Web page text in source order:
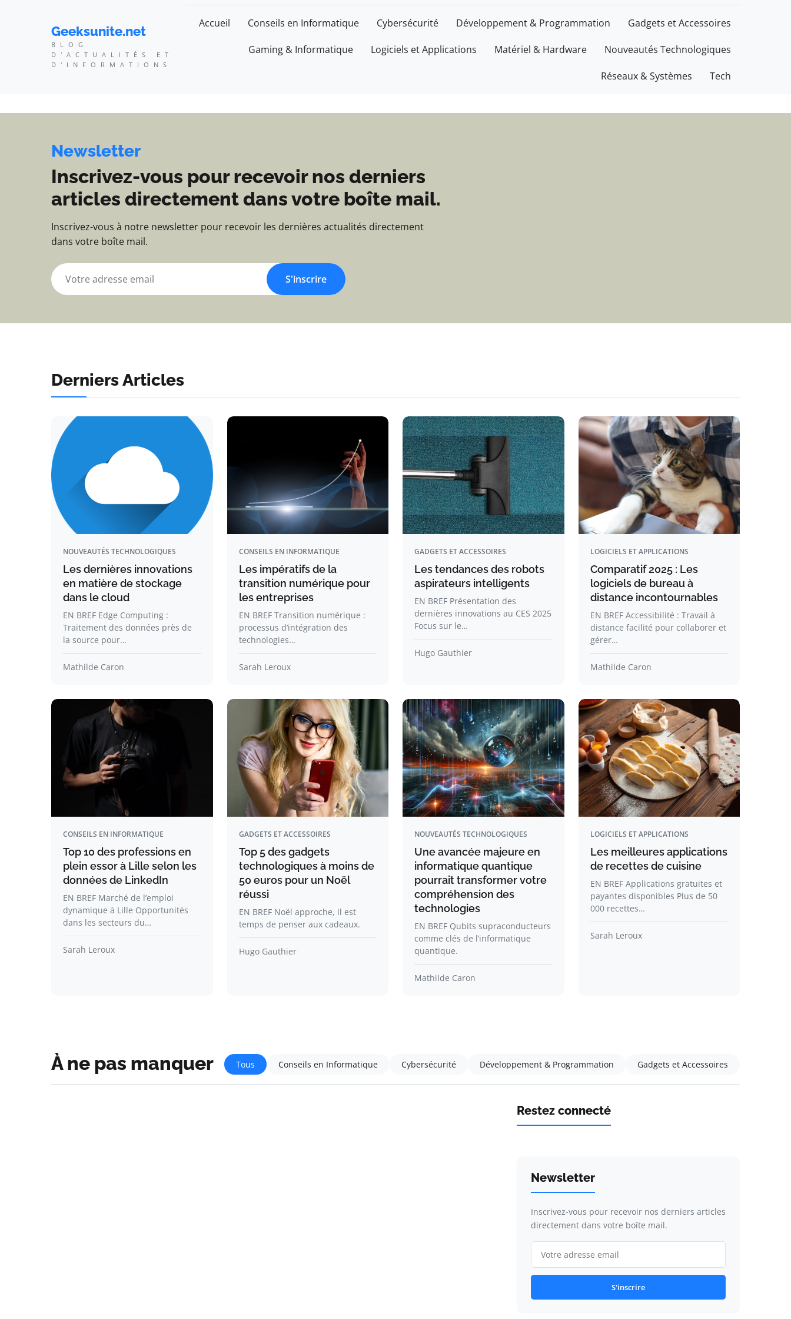
Geeksunite.net - Blog d'actualités et d'informations
Geeksunite.net
BLOG
D'ACTUALITÉS ET
D'INFORMATIONS
Accueil Conseils en Informatique Cybersécurité Développement & Programmation Gadgets et Accessoires
Gaming & Informatique Logiciels et Applications Matériel & Hardware Nouveautés Technologiques
Réseaux & Systèmes Tech
Newsletter
Inscrivez-vous pour recevoir nos derniers
articles directement dans votre boîte mail.
Inscrivez-vous à notre newsletter pour recevoir les dernières actualités directement
dans votre boîte mail.
S'inscrire
Derniers Articles
NOUVEAUTÉS TECHNOLOGIQUES
Les dernières innovations
en matière de stockage
dans le cloud
EN BREF Edge Computing :
Traitement des données près de
la source pour…
Mathilde Caron
CONSEILS EN INFORMATIQUE
Les impératifs de la
transition numérique pour
les entreprises
EN BREF Transition numérique :
processus d’intégration des
technologies…
Sarah Leroux
GADGETS ET ACCESSOIRES
Les tendances des robots
aspirateurs intelligents
EN BREF Présentation des
dernières innovations au CES 2025
Focus sur le…
Hugo Gauthier
LOGICIELS ET APPLICATIONS
Comparatif 2025 : Les
logiciels de bureau à
distance incontournables
EN BREF Accessibilité : Travail à
distance facilité pour collaborer et
gérer…
Mathilde Caron
CONSEILS EN INFORMATIQUE
Top 10 des professions en
plein essor à Lille selon les
données de LinkedIn
EN BREF Marché de l’emploi
dynamique à Lille Opportunités
dans les secteurs du…
Sarah Leroux
GADGETS ET ACCESSOIRES
Top 5 des gadgets
technologiques à moins de
50 euros pour un Noël
réussi
EN BREF Noël approche, il est
temps de penser aux cadeaux.
Hugo Gauthier
NOUVEAUTÉS TECHNOLOGIQUES
Une avancée majeure en
informatique quantique
pourrait transformer votre
compréhension des
technologies
EN BREF Qubits supraconducteurs
comme clés de l’informatique
quantique.
Mathilde Caron
LOGICIELS ET APPLICATIONS
Les meilleures applications
de recettes de cuisine
EN BREF Applications gratuites et
payantes disponibles Plus de 50
000 recettes…
Sarah Leroux
À ne pas manquer Tous Conseils en Informatique Cybersécurité Développement & Programmation Gadgets et Accessoires
Restez connecté
Newsletter
Inscrivez-vous pour recevoir nos derniers articles
directement dans votre boîte mail.
S'inscrire